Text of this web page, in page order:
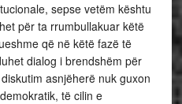
sepse vetëm kështu
për ta rrumbullakuar këtë
që në këtë fazë të
dialog i brendshëm për
asnjëherë nuk guxon
të cilin e